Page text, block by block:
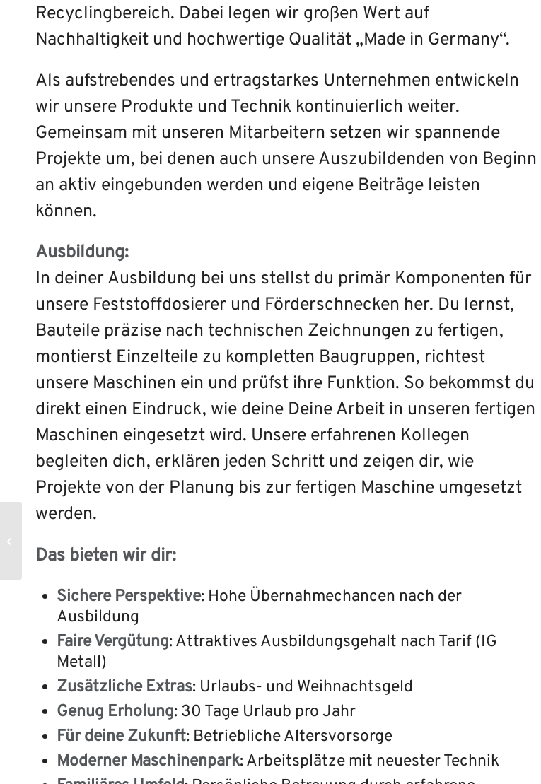
Recyclingbereich. Dabei legen wir großen Wert auf
Nachhaltigkeit und hochwertige Qualität „Made in Germany“.
Als aufstrebendes und ertragstarkes Unternehmen entwickeln
wir unsere Produkte und Technik kontinuierlich weiter.
Gemeinsam mit unseren Mitarbeitern setzen wir spannende
Projekte um, bei denen auch unsere Auszubildenden von Beginn
an aktiv eingebunden werden und eigene Beiträge leisten
können.
Ausbildung:
In deiner Ausbildung bei uns stellst du primär Komponenten für
unsere Feststoffdosierer und Förderschnecken her. Du lernst,
Bauteile präzise nach technischen Zeichnungen zu fertigen,
montierst Einzelteile zu kompletten Baugruppen, richtest
unsere Maschinen ein und prüfst ihre Funktion. So bekommst du
direkt einen Eindruck, wie deine Deine Arbeit in unseren fertigen
Maschinen eingesetzt wird. Unsere erfahrenen Kollegen
begleiten dich, erklären jeden Schritt und zeigen dir, wie
Projekte von der Planung bis zur fertigen Maschine umgesetzt
werden.
Das bieten wir dir:
Sichere Perspektive: Hohe Übernahmechancen nach der
Ausbildung
Faire Vergütung: Attraktives Ausbildungsgehalt nach Tarif (IG
Metall)
Zusätzliche Extras: Urlaubs- und Weihnachtsgeld
Genug Erholung: 30 Tage Urlaub pro Jahr
Für deine Zukunft: Betriebliche Altersvorsorge
Moderner Maschinenpark: Arbeitsplätze mit neuester Technik
Industriekaufmann
Pumpe GmbH,
Sendenhorst